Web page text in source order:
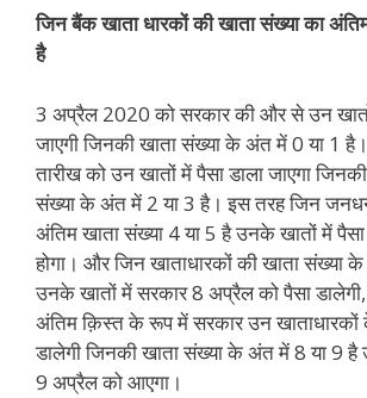
जिन बैंक खाता धारकों की खाता संख्या का
है
3 अप्रैल 2020 को सरकार की और से उन
जाएगी जिनकी खाता संख्या के अंत में 0 या 1
तारीख को उन खातों में पैसा डाला जाएगा
संख्या के अंत में 2 या 3 है। इस तरह जिन
अंतिम खाता संख्या 4 या 5 है उनके खातों में
होगा। और जिन खाताधारकों की खाता संख्या
उनके खातों में सरकार 8 अप्रैल को पैसा
अंतिम क़िस्त के रूप में सरकार उन खाताधारकों
डालेगी जिनकी खाता संख्या के अंत में 8 या 9
9 अप्रैल को आएगा।